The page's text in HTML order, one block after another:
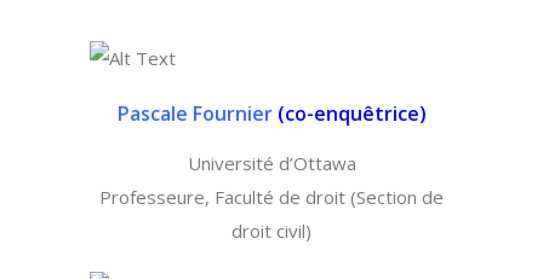
Pascale Fournier (co-enquêtrice)
Université d’Ottawa
Professeure, Faculté de droit (Section de
droit civil)